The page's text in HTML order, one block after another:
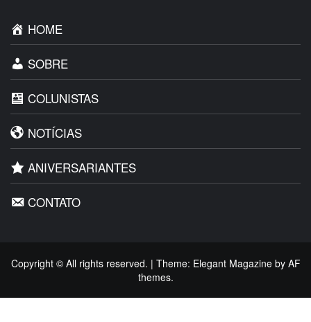
HOME
SOBRE
COLUNISTAS
NOTÍCIAS
ANIVERSARIANTES
CONTATO
Copyright © All rights reserved. | Theme: Elegant Magazineby AF
themes.